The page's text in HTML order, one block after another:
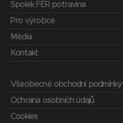
Spolek FÉR potravina
Pro výrobce
Média
Kontakt
Všeobecné obchodní podmínky
Ochrana osobních údajů
Cookies